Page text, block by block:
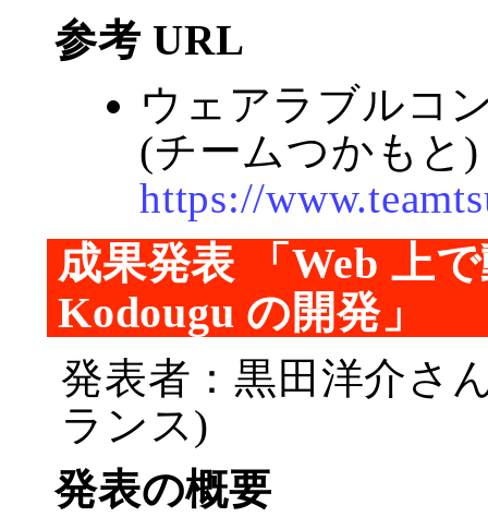
参考 URL
ウェアラブルコ
(チームつかもと)
https://
成果発表 「Web 上
Kodougu の開発」
発表者：黒田洋介さ
ランス)
発表の概要